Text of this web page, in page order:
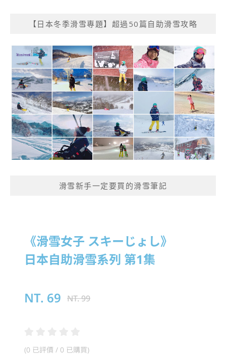
【日本冬季滑雪專題】超過50篇自助滑雪攻略
滑雪新手一定要買的滑雪筆記